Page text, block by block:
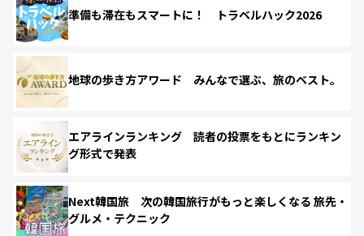
準備も滞在もスマートに！ トラベルハック2026
地球の歩き方アワード みんなで選ぶ、旅のベスト。
エアラインランキング 読者の投票をもとにランキン
グ形式で発表
Next韓国旅 次の韓国旅行がもっと楽しくなる 旅先・
グルメ・テクニック